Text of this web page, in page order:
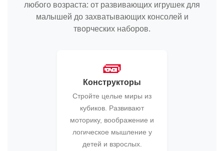
любого возраста: от развивающих игрушек для
малышей до захватывающих консолей и
творческих наборов.
🧱
Конструкторы
Стройте целые миры из
кубиков. Развивают
моторику, воображение и
логическое мышление у
детей и взрослых.